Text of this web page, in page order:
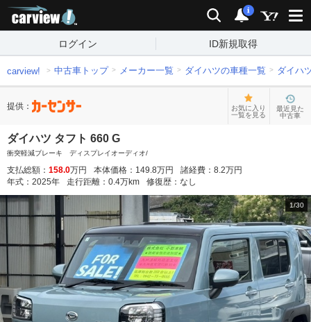
検索 通知
i
ログイン ID新規取得
carview! 中古車トップ メーカー一覧 ダイハツの車種一覧 ダイハ
提供：
お気に入り
一覧を見る
最近見た
中古車
ダイハツ タフト 660 G
衝突軽減ブレーキ ディスプレイオーディオ/
支払総額： 158.0万円 本体価格： 149.8万円 諸経費： 8.2万円
年式： 2025年 走行距離： 0.4万km 修復歴： なし
1/30